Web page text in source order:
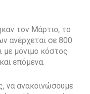
τον Μάρτιο, το
ανέρχεται σε 800
με μόνιμο κόστος
επόμενα.
να ανακοινώσουμε